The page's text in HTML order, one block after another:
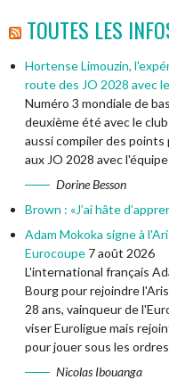
TOUTES LES
Hortense Limouzin,
route des JO 2028 avec
Numéro 3 mondiale de
deuxième été avec le
aussi compiler des points
aux JO 2028 avec
Dorine Besson
Brown : «J’ai hâte
Adam Mokoka signe à
Eurocoupe 7 août 2026
L'international français
Bourg pour rejoindre
28 ans, vainqueur de
viser Euroligue mais
pour jouer sous les
Nicolas Ibouanga